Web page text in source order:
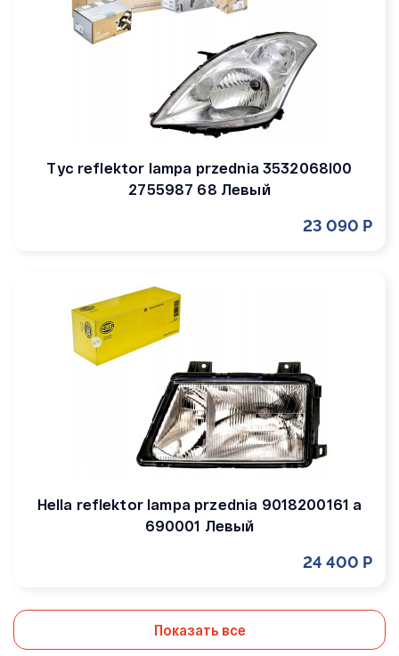
Tyc reflektor lampa przednia 3532068l00
2755987 68 Левый
23 090 Р
Hella reflektor lampa przednia 9018200161 a
690001 Левый
24 400 Р
Показать все